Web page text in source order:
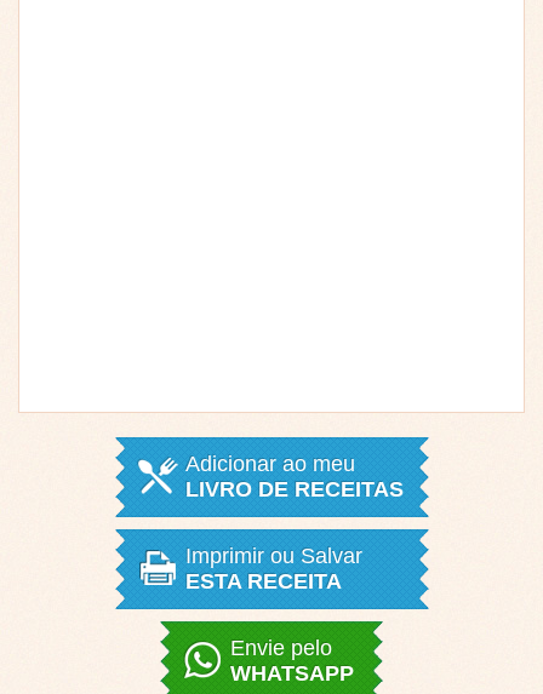
Adicionar ao meu
LIVRO DE RECEITAS
Imprimir ou Salvar
ESTA RECEITA
Envie pelo
WHATSAPP